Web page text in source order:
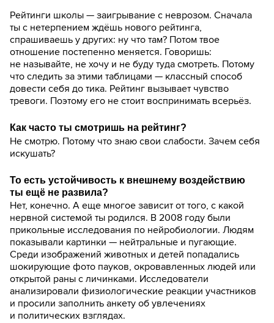
Рейтинги школы — заигрывание с неврозом. Сначала
ты с нетерпением ждёшь нового рейтинга,
спрашиваешь у других: ну что там? Потом твое
отношение постепенно меняется. Говоришь:
не называйте, не хочу и не буду туда смотреть. Потому
что следить за этими таблицами — классный способ
довести себя до тика. Рейтинг вызывает чувство
тревоги. Поэтому его не стоит воспринимать всерьёз.
Как часто ты смотришь на рейтинг?
Не смотрю. Потому что знаю свои слабости. Зачем себя
искушать?
То есть устойчивость к внешнему воздействию
ты ещё не развила?
Нет, конечно. А еще многое зависит от того, с какой
нервной системой ты родился. В 2008 году были
прикольные исследования по нейробиологии. Людям
показывали картинки — нейтральные и пугающие.
Среди изображений животных и детей попадались
шокирующие фото пауков, окровавленных людей или
открытой раны с личинками. Исследователи
анализировали физиологические реакции участников
и просили заполнить анкету об увлечениях
и политических взглядах.